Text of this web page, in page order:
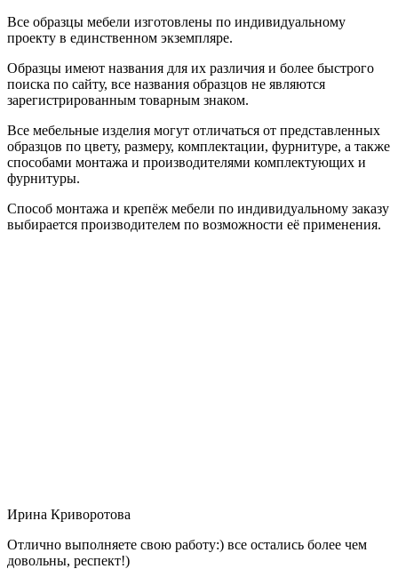
Все образцы мебели изготовлены по индивидуальному
проекту в единственном экземпляре.
Образцы имеют названия для их различия и более быстрого
поиска по сайту, все названия образцов не являются
зарегистрированным товарным знаком.
Все мебельные изделия могут отличаться от представленных
образцов по цвету, размеру, комплектации, фурнитуре, а также
способами монтажа и производителями комплектующих и
фурнитуры.
Способ монтажа и крепёж мебели по индивидуальному заказу
выбирается производителем по возможности её применения.
Ирина Криворотова
Отлично выполняете свою работу:) все остались более чем
довольны, респект!)